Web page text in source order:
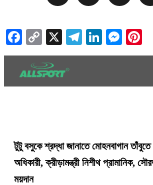
Facebook
Copy
Link
X Telegram
LinkedIn
টুটু বসুকে শ্রদ্ধা জানাতে মোহনবাগান তাঁবুতে
অধিকারী, ক্রীড়ামন্ত্রী নিশীথ প্রামানিক,
ময়দান